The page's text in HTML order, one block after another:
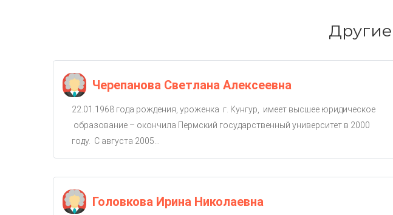
Черепанова Светлана Алексеевна
22.01.1968 года рождения, уроженка г. Кунгур, имеет высшее юридическое
образование – окончила Пермский государственный университет в 2000
году. С августа 2005...
Головкова Ирина Николаевна